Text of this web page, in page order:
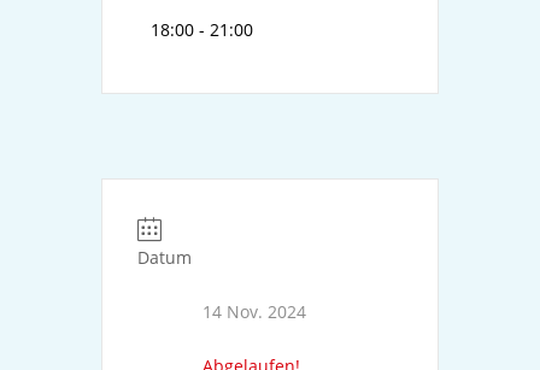
18:00 - 21:00
Datum
14 Nov. 2024